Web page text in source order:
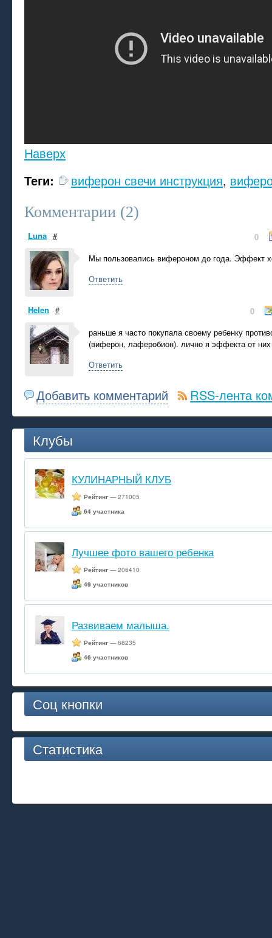
Наверх
Теги:
виферон свечи инструкция,
Комментарии (2)
Luna #
0
Мы пользовались вифероном до года. Эффект
Ответить
Helen #
0
раньше я часто покупала своему ребенку
(виферон, лаферобион). лично я эффекта от
Ответить
Добавить комментарий RSS-лента
Клубы
КУЛИНАРНЫЙ КЛУБ
Рейтинг — 271005
64 участника
Лучшее фото вашего ребенка
Рейтинг — 206410
49 участников
Развиваем малыша.
Рейтинг — 68235
46 участников
Соц кнопки
Статистика